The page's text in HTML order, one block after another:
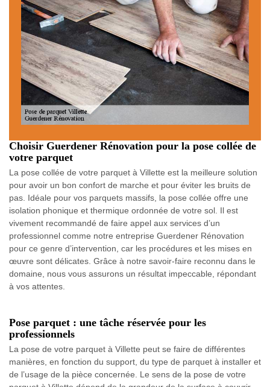
Choisir Guerdener Rénovation pour la pose collée de
votre parquet
La pose collée de votre parquet à Villette est la meilleure solution
pour avoir un bon confort de marche et pour éviter les bruits de
pas. Idéale pour vos parquets massifs, la pose collée offre une
isolation phonique et thermique ordonnée de votre sol. Il est
vivement recommandé de faire appel aux services d’un
professionnel comme notre entreprise Guerdener Rénovation
pour ce genre d’intervention, car les procédures et les mises en
œuvre sont délicates. Grâce à notre savoir-faire reconnu dans le
domaine, nous vous assurons un résultat impeccable, répondant
à vos attentes.
Pose parquet : une tâche réservée pour les
professionnels
La pose de votre parquet à Villette peut se faire de différentes
manières, en fonction du support, du type de parquet à installer et
de l’usage de la pièce concernée. Le sens de la pose de votre